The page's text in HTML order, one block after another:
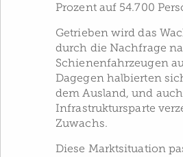
Prozent auf 54.700
Getrieben wird das
durch die Nachfrage
Schienenfahrzeugen
Dagegen halbierten
dem Ausland, und
Infrastruktursparte
Zuwachs.
Diese Marktsituation